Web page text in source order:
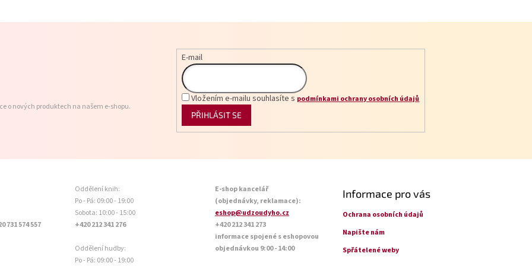
o nových produktech na našem e-shopu.
E-mail
Vložením e-mailu souhlasíte s podmínkami ochrany osobních údajů
PŘIHLÁSIT SE
731 574 557
Oddělení knih:
Po - Pá: 09:00 - 19:00
Sobota: 10:00 - 15:00
+420 212 341 276
Oddělení hudby:
Po - Pá: 09:00 - 19:00
E-shop kancelář
(objednávky, reklamace):
eshop@udzoudyho.cz
+420 212 341 273
informace spojené s eshopovou
objednávkou 9:00 - 14:00
Informace pro vás
Ochrana osobních údajů
Napište nám
Spřátelené weby